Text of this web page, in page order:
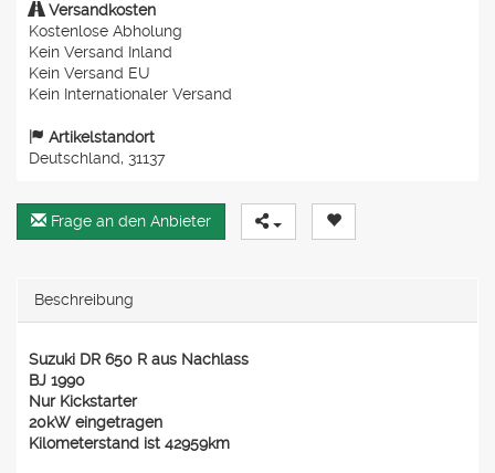
Versandkosten
Kostenlose Abholung
Kein Versand Inland
Kein Versand EU
Kein Internationaler Versand
Artikelstandort
Deutschland, 31137
Frage an den Anbieter
Beschreibung
Suzuki DR 650 R aus Nachlass
BJ 1990
Nur Kickstarter
20kW eingetragen
Kilometerstand ist 42959km